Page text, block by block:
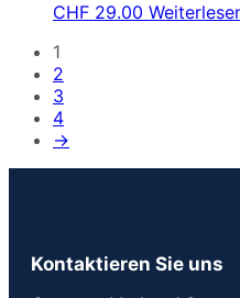
CHF 29.00
1
2
3
4
→
Kontaktieren Sie uns